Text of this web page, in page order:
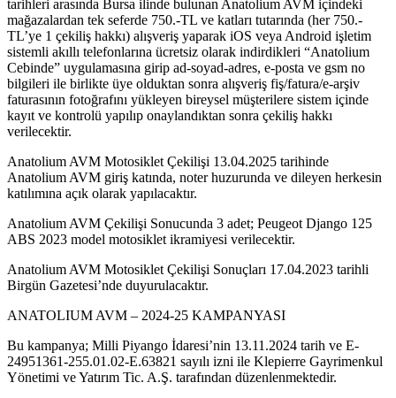
tarihleri arasında Bursa ilinde bulunan Anatolium AVM içindeki
mağazalardan tek seferde 750.-TL ve katları tutarında (her 750.-
TL’ye 1 çekiliş hakkı) alışveriş yaparak iOS veya Android işletim
sistemli akıllı telefonlarına ücretsiz olarak indirdikleri “Anatolium
Cebinde” uygulamasına girip ad-soyad-adres, e-posta ve gsm no
bilgileri ile birlikte üye olduktan sonra alışveriş fiş/fatura/e-arşiv
faturasının fotoğrafını yükleyen bireysel müşterilere sistem içinde
kayıt ve kontrolü yapılıp onaylandıktan sonra çekiliş hakkı
verilecektir.
Anatolium AVM Motosiklet Çekilişi 13.04.2025 tarihinde
Anatolium AVM giriş katında, noter huzurunda ve dileyen herkesin
katılımına açık olarak yapılacaktır.
Anatolium AVM Çekilişi Sonucunda 3 adet; Peugeot Django 125
ABS 2023 model motosiklet ikramiyesi verilecektir.
Anatolium AVM Motosiklet Çekilişi Sonuçları 17.04.2023 tarihli
Birgün Gazetesi’nde duyurulacaktır.
ANATOLIUM AVM – 2024-25 KAMPANYASI
Bu kampanya; Milli Piyango İdaresi’nin 13.11.2024 tarih ve E-
24951361-255.01.02-E.63821 sayılı izni ile Klepierre Gayrimenkul
Yönetimi ve Yatırım Tic. A.Ş. tarafından düzenlenmektedir.